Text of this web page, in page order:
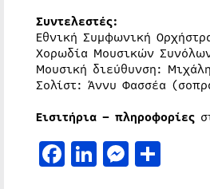
Συντελεστές:
Εθνική Συμφωνική
Χορωδία Μουσικών
Μουσική διεύθυνση:
Σολίστ: Άννυ Φασσέα
Εισιτήρια – πληροφορίες
Facebook
LinkedIn